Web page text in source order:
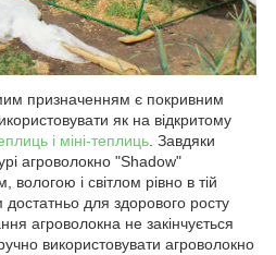
призначенням є покривним
як на відкритому
і міні-теплиць. Завдяки
агроволокно "Shadow"
і світлом рівно в тій
достатньо для здорового росту
агроволокна не закінчується
використовувати агроволокно